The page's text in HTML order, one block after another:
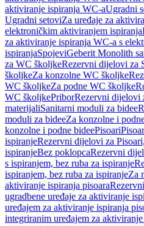
aktiviranje ispiranja WC-aUgradni
Ugradni setoviZa uređaje za
elektroničkim aktiviranjem ispiranja
za aktiviranje ispiranja WC-a s
ispiranjaSpojeviGeberit Monolith
za WC školjkeRezervni dijelovi za
školjkeZa konzolne WC školjke
WC školjkeZa podne WC školjke
WC školjkePriborRezervni dijelovi
materijaliSanitarni moduli za bidee
moduli za bideeZa konzolne i
konzolne i podne bideePisoari
ispiranjeRezervni dijelovi za
ispiranjeBez poklopcaRezervni
s ispiranjem, bez ruba za ispiranje
ispiranjem, bez ruba za ispiranjeZa
aktiviranje ispiranja pisoara
ugradbene uređaje za aktiviranje
uređajem za aktiviranje ispiranja
integriranim uređajem za